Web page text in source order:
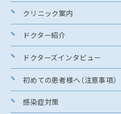
クリニック案内
ドクター紹介
ドクターズインタビュー
初めての患者様へ（注意事項）
感染症対策